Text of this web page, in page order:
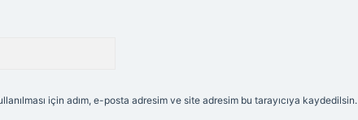
için adım, e-posta adresim ve site adresim bu tarayıcıya kaydedilsin.